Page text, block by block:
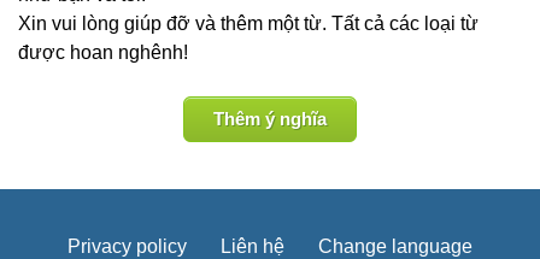
Xin vui lòng giúp đỡ và thêm một từ. Tất cả các loại từ
được hoan nghênh!
Thêm ý nghĩa
Privacy policy Liên hệ Change language